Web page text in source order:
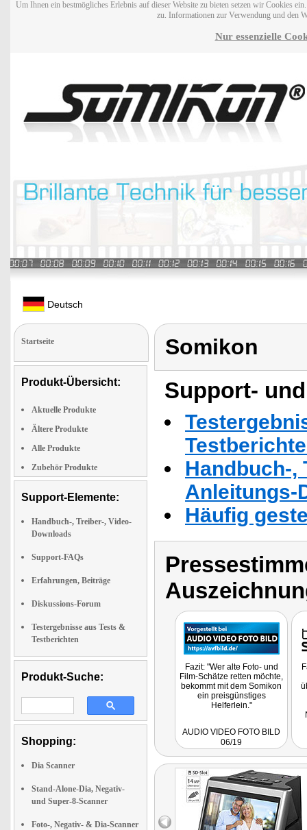
Um Ihnen ein bestmögliches Erlebnis auf dieser Website zu bieten setzen wir Cookies
zu. Informationen zur Verwendung und den
Nur essenzielle
Deutsch
Startseite
Produkt-Übersicht:
Aktuelle Produkte
Ältere Produkte
Alle Produkte
Zubehör Produkte
Support-Elemente:
Handbuch-, Treiber-, Video-
Downloads
Support-FAQs
Erfahrungen, Beiträge
Diskussions-Forum
Testergebnisse aus Tests &
Testberichten
Produkt-Suche:
Shopping:
Dia Scanner
Stand-Alone-Dia, Negativ-
und Super-8-Scanner
Foto-, Negativ- & Dia-Scanner
Somikon
Support-
Handbuch-,
Anleitungs-
Häufig
Fazit: "Wer alte Foto- und
Film-Schätze retten möchte,
bekommt mit dem Somikon
ein preisgünstiges
Helferlein."
AUDIO VIDEO FOTO BILD
06/19